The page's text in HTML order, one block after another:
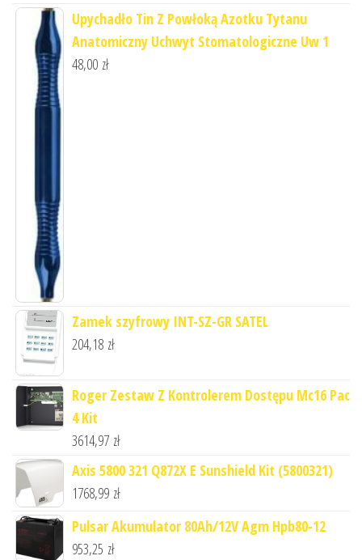
Upychadło Tin Z Powłoką Azotku Tytanu
Anatomiczny Uchwyt Stomatologiczne Uw 1
48,00 zł
Zamek szyfrowy INT-SZ-GR SATEL
204,18 zł
Roger Zestaw Z Kontrolerem Dostępu Mc16 Pac
4 Kit
3614,97 zł
Axis 5800 321 Q872X E Sunshield Kit (5800321)
1768,99 zł
Pulsar Akumulator 80Ah/12V Agm Hpb80-12
953,25 zł